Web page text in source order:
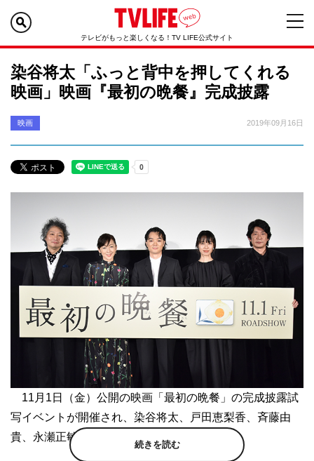
テレビがもっと楽しくなる！TV LIFE公式サイト
染谷将太「ふっと背中を押してくれる
映画」映画『最初の晩餐』完成披露
映画 2019年09月16日
11月1日（金）公開の映画「最初の晩餐」の完成披露試
写イベントが開催され、染谷将太、戸田恵梨香、斉藤由
貴、永瀬正敏、常盤司郎監督が登壇した。
続きを読む